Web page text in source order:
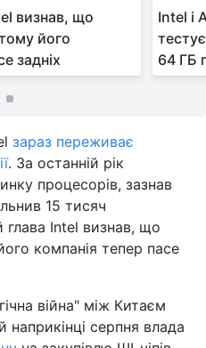
визнав, що
його
задніх
Intel і
64 ГБ
зараз переживає
. За останній рік
процесорів, зазнав
15 тисяч
глава Intel визнав, що
компанія тепер пасе
війна" між Китаєм
серпня влада